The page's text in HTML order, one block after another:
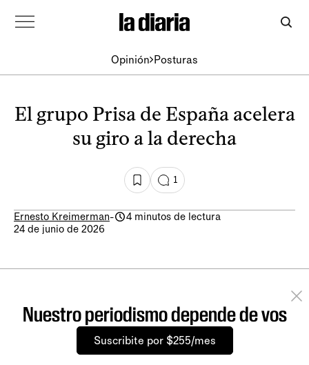
Opinión Posturas
El grupo Prisa de España acelera
su giro a la derecha
1
Ernesto Kreimerman-
4 minutos de lectura
24 de junio de 2026
Nuestro periodismo depende de vos
Suscribite por $255/mes